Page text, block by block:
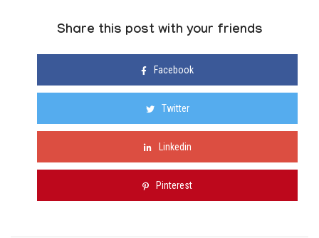
Share this post with your friends
Facebook
Twitter
Linkedin
Pinterest